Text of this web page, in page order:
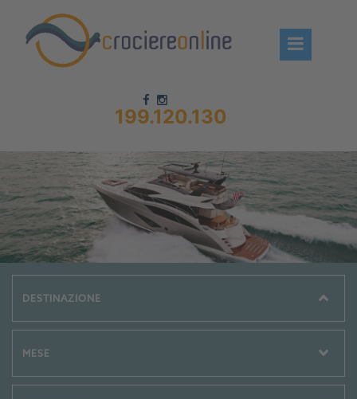
199.120.130
Chi siamo – CrociereOnLine
Destinazioni Crociere
Prenota crociere
News